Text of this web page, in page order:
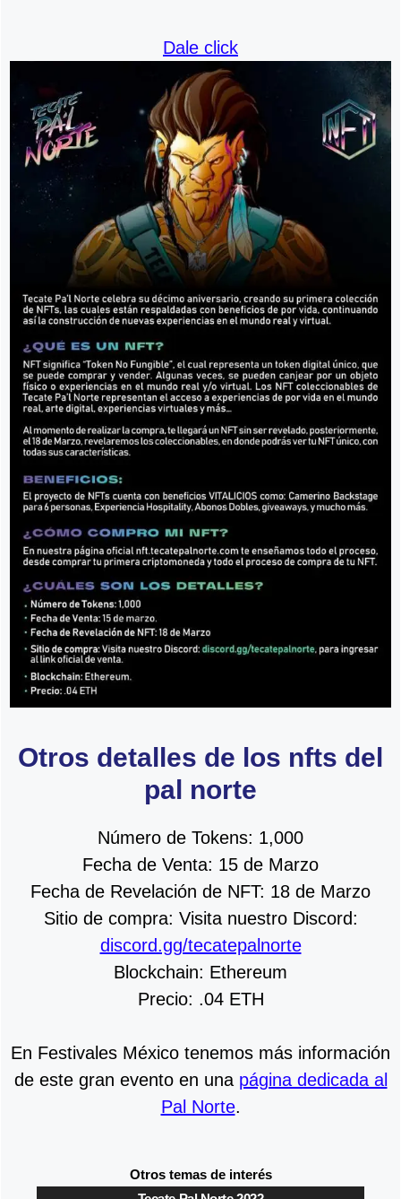
Dale click
Otros detalles de los nfts del
pal norte
Número de Tokens: 1,000
Fecha de Venta: 15 de Marzo
Fecha de Revelación de NFT: 18 de Marzo
Sitio de compra: Visita nuestro Discord:
discord.gg/tecatepalnorte
Blockchain: Ethereum
Precio: .04 ETH
En Festivales México tenemos más información
de este gran evento en una página dedicada al
Pal Norte.
Otros temas de interés